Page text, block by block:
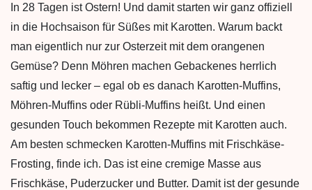
In 28 Tagen ist Ostern! Und damit starten wir ganz offiziell
in die Hochsaison für Süßes mit Karotten. Warum backt
man eigentlich nur zur Osterzeit mit dem orangenen
Gemüse? Denn Möhren machen Gebackenes herrlich
saftig und lecker – egal ob es danach Karotten-Muffins,
Möhren-Muffins oder Rübli-Muffins heißt. Und einen
gesunden Touch bekommen Rezepte mit Karotten auch.
Am besten schmecken Karotten-Muffins mit Frischkäse-
Frosting, finde ich. Das ist eine cremige Masse aus
Frischkäse, Puderzucker und Butter. Damit ist der gesunde